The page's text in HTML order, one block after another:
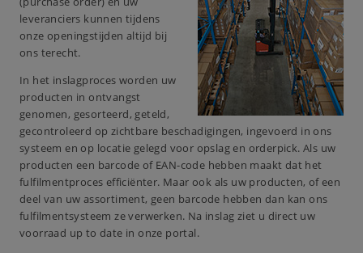
leveranciers kunnen tijdens
onze openingstijden altijd bij
ons terecht.
In het inslagproces worden uw
producten in ontvangst
genomen, gesorteerd, geteld,
gecontroleerd op zichtbare beschadigingen, ingevoerd in ons
systeem en op locatie gelegd voor opslag en orderpick. Als uw
producten een barcode of EAN-code hebben maakt dat het
fulfilmentproces efficiënter. Maar ook als uw producten, of een
deel van uw assortiment, geen barcode hebben dan kan ons
fulfilmentsysteem ze verwerken. Na inslag ziet u direct uw
voorraad up to date in onze portal.